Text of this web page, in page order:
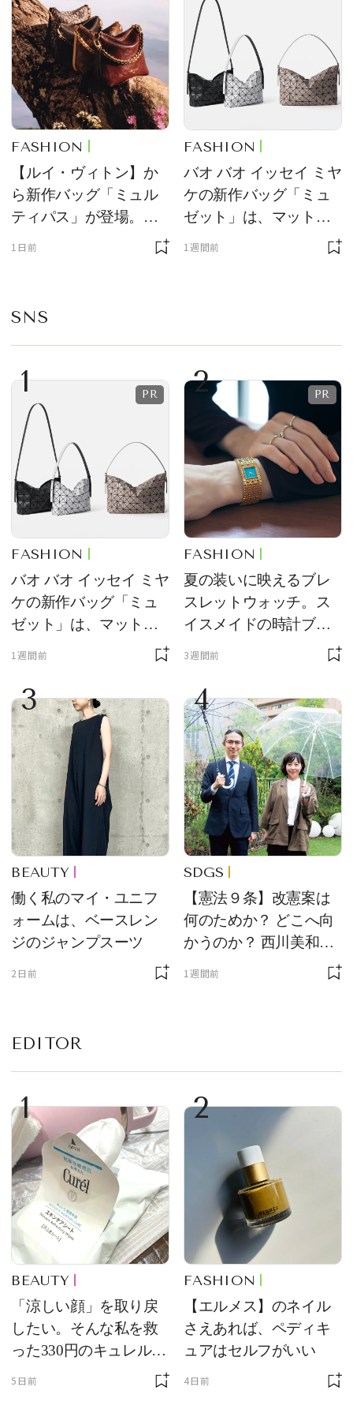
FASHION
【ルイ・ヴィトン】か
ら新作バッグ「ミュル
ティパス」が登場。ミ
ニサイズもラインナッ
1日前
FASHION
バオ バオ イッセイ ミヤ
ケの新作バッグ「ミュ
ゼット」は、マットな
1週間前
SNS
1
FASHION
バオ バオ イッセイ ミヤ
ケの新作バッグ「ミュ
ゼット」は、マットな
1週間前
2
FASHION
夏の装いに映えるブレ
スレットウォッチ。ス
イスメイドの時計ブラ
ンド【フレデリック・
をレビュー。【それい
け！ 良品ハンター】
3週間前
3
BEAUTY
働く私のマイ・ユニフ
ォームは、ベースレン
ジのジャンプスーツ
2日前
4
SDGS
【憲法９条】改憲案は
何のためか？ どこへ向
かうのか？ 西川美和さ
んと木村草太さんが読
1週間前
EDITOR
1
BEAUTY
「涼しい顔」を取り戻
したい。そんな私を救
った330円のキュレル名
5日前
2
FASHION
【エルメス】のネイル
さえあれば、ペディキ
ュアはセルフがいい
4日前